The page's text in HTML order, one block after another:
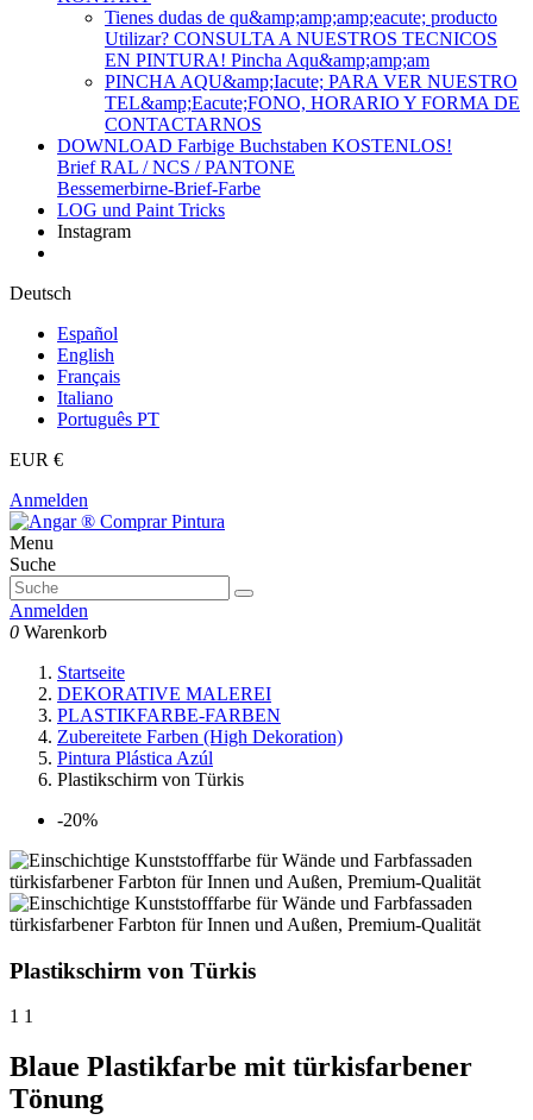
Tienes dudas de qu&amp;amp;amp;eacute; producto
Utilizar? CONSULTA A NUESTROS TECNICOS
EN PINTURA! Pincha Aqu&amp;amp;am
PINCHA AQU&amp;Iacute; PARA VER NUESTRO
TEL&amp;Eacute;FONO, HORARIO Y FORMA DE
CONTACTARNOS
DOWNLOAD Farbige Buchstaben KOSTENLOS!
Brief RAL / NCS / PANTONE
Bessemerbirne-Brief-Farbe
LOG und Paint Tricks
Instagram
Deutsch
Español
English
Français
Italiano
Português PT
EUR €
Anmelden
Menu
Suche
Anmelden
0 Warenkorb
Startseite
DEKORATIVE MALEREI
PLASTIKFARBE-FARBEN
Zubereitete Farben (High Dekoration)
Pintura Plástica Azúl
Plastikschirm von Türkis
-20%
Plastikschirm von Türkis
1 1
Blaue Plastikfarbe mit türkisfarbener
Tönung